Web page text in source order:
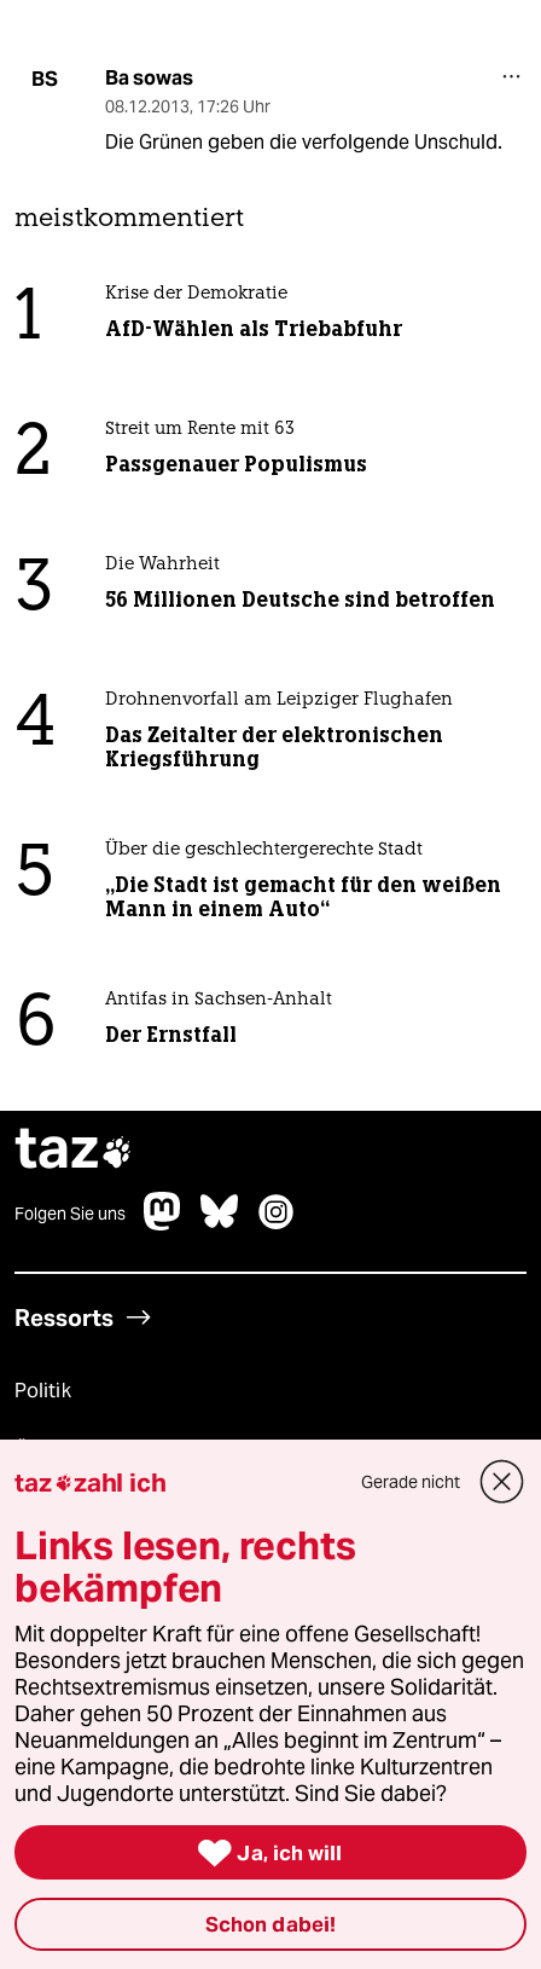
BS Ba sowas
08.12.2013, 17:26 Uhr
Die Grünen geben die verfolgende Unschuld.
meistkommentiert
1 Krise der Demokratie
AfD-Wählen als Triebabfuhr
2 Streit um Rente mit 63
Passgenauer Populismus
3 Die Wahrheit
56 Millionen Deutsche sind betroffen
4 Drohnenvorfall am Leipziger Flughafen
Das Zeitalter der elektronischen
Kriegsführung
5 Über die geschlechtergerechte Stadt
„Die Stadt ist gemacht für den weißen
Mann in einem Auto“
6 Antifas in Sachsen-Anhalt
Der Ernstfall
taz
Folgen Sie uns
Ressorts
Politik
Kultur
Sport
Berlin
Nord
Wahrheit
Themen
taz zahl ich Gerade nicht
Links lesen, rechts
bekämpfen
Mit doppelter Kraft für eine offene Gesellschaft!
Besonders jetzt brauchen Menschen, die sich gegen
Rechtsextremismus einsetzen, unsere Solidarität.
Daher gehen 50 Prozent der Einnahmen aus
Neuanmeldungen an „Alles beginnt im Zentrum“ –
eine Kampagne, die bedrohte linke Kulturzentren
und Jugendorte unterstützt. Sind Sie dabei?
 Ja, ich will
Schon dabei!